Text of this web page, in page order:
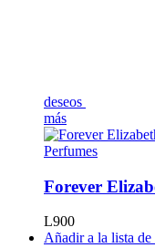
deseos
más
Perfumes
Forever
L900
Añadir a la lista de